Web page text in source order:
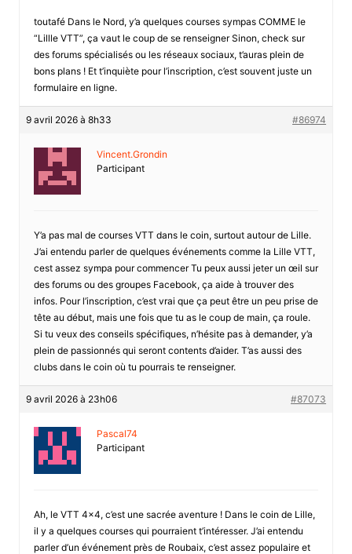
toutafé Dans le Nord, y’a quelques courses sympas COMME le
“Lillle VTT”, ça vaut le coup de se renseigner Sinon, check sur
des forums spécialisés ou les réseaux sociaux, t’auras plein de
bons plans ! Et t’inquiète pour l’inscription, c’est souvent juste un
formulaire en ligne.
9 avril 2026 à 8h33 #86974
Vincent.Grondin
Participant
Y’a pas mal de courses VTT dans le coin, surtout autour de Lille.
J’ai entendu parler de quelques événements comme la Lille VTT,
cest assez sympa pour commencer Tu peux aussi jeter un œil sur
des forums ou des groupes Facebook, ça aide à trouver des
infos. Pour l’inscription, c’est vrai que ça peut être un peu prise de
tête au début, mais une fois que tu as le coup de main, ça roule.
Si tu veux des conseils spécifiques, n’hésite pas à demander, y’a
plein de passionnés qui seront contents d’aider. T’as aussi des
clubs dans le coin où tu pourrais te renseigner.
9 avril 2026 à 23h06 #87073
Pascal74
Participant
Ah, le VTT 4×4, c’est une sacrée aventure ! Dans le coin de Lille,
il y a quelques courses qui pourraient t’intéresser. J’ai entendu
parler d’un événement près de Roubaix, c’est assez populaire et